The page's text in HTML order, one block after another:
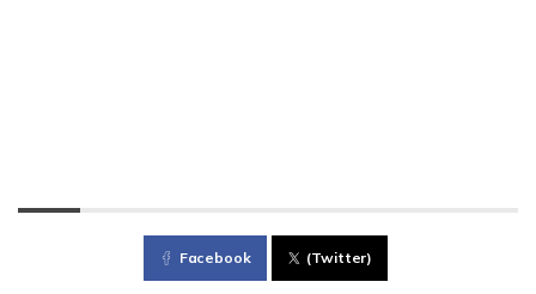
Facebook (Twitter)